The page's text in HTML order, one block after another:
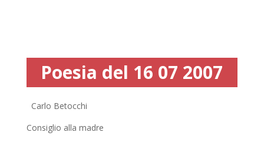
Poesia del 16 07 2007
Carlo Betocchi
Consiglio alla madre